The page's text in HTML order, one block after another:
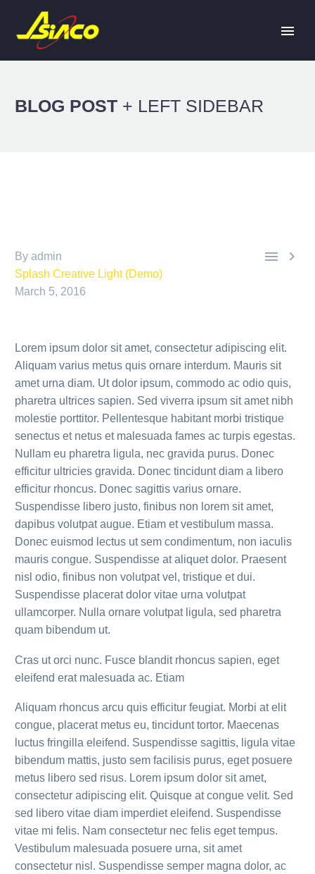
BLOG POST + LEFT SIDEBAR
 
By admin
Splash Creative Light (Demo)
March 5, 2016
Lorem ipsum dolor sit amet, consectetur adipiscing elit.
Aliquam varius metus quis ornare interdum. Mauris sit
amet urna diam. Ut dolor ipsum, commodo ac odio quis,
pharetra ultrices sapien. Sed viverra ipsum sit amet nibh
molestie porttitor. Pellentesque habitant morbi tristique
senectus et netus et malesuada fames ac turpis egestas.
Nullam eu pharetra ligula, nec gravida purus. Donec
efficitur ultricies gravida. Donec tincidunt diam a libero
efficitur rhoncus. Donec sagittis varius ornare.
Suspendisse libero justo, finibus non lorem sit amet,
dapibus volutpat augue. Etiam et vestibulum massa.
Donec euismod lectus ut sem condimentum, non iaculis
mauris congue. Suspendisse at aliquet dolor. Praesent
nisl odio, finibus non volutpat vel, tristique et dui.
Suspendisse placerat dolor vitae urna volutpat
ullamcorper. Nulla ornare volutpat ligula, sed pharetra
quam bibendum ut.
Cras ut orci nunc. Fusce blandit rhoncus sapien, eget
eleifend erat malesuada ac. Etiam
Aliquam rhoncus arcu quis efficitur feugiat. Morbi at elit
congue, placerat metus eu, tincidunt tortor. Maecenas
luctus fringilla eleifend. Suspendisse sagittis, ligula vitae
bibendum mattis, justo sem facilisis purus, eget posuere
metus libero sed risus. Lorem ipsum dolor sit amet,
consectetur adipiscing elit. Quisque at congue velit. Sed
sed libero vitae diam imperdiet eleifend. Suspendisse
vitae mi felis. Nam consectetur nec felis eget tempus.
Vestibulum malesuada posuere urna, sit amet
consectetur nisl. Suspendisse semper magna dolor, ac